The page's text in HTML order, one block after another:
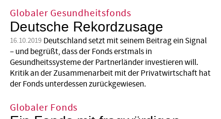
Globaler Gesundheitsfonds
Deutsche Rekordzusage
16.10.2019 Deutschland setzt mit seinem Beitrag ein Signal
– und begrüßt, dass der Fonds erstmals in
Gesundheitssysteme der Partnerländer investieren will.
Kritik an der Zusammenarbeit mit der Privatwirtschaft hat
der Fonds unterdessen zurückgewiesen.
Globaler Fonds